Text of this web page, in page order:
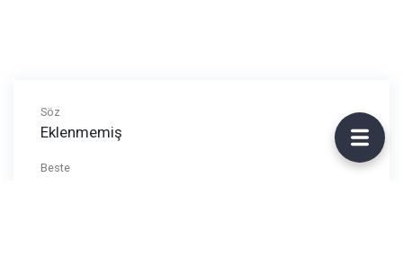
Söz
Eklenmemiş
Beste